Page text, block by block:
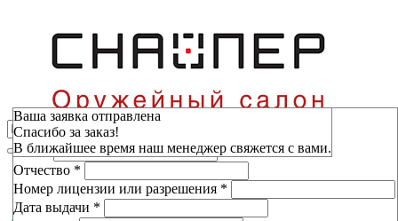
Зарезервировать
Фамилия*
Имя*
Отчество *
Номер лицензии или разрешения *
Дата выдачи *
Ваша заявка отправлена
Спасибо за заказ!
В ближайшее время наш менеджер свяжется с вами.